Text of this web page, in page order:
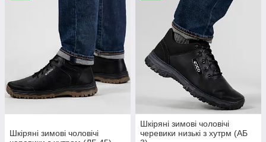
Шкіряні зимові чоловічі
Шкіряні зимові чоловічі
черевики низькі з хутрм (АБ